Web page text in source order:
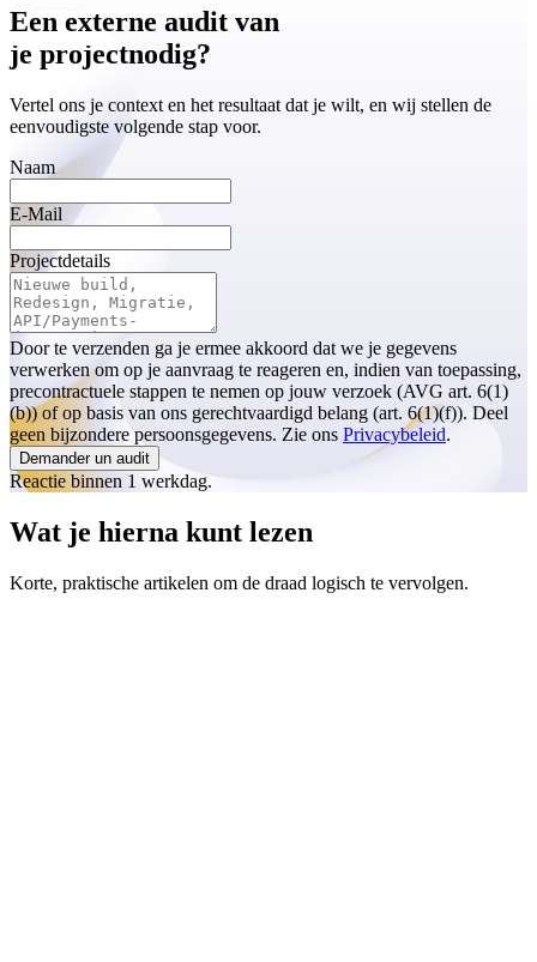
Een externe audit van
je projectnodig?
Vertel ons je context en het resultaat dat je wilt, en wij stellen de
eenvoudigste volgende stap voor.
Naam
E-Mail
Projectdetails
Door te verzenden ga je ermee akkoord dat we je gegevens
verwerken om op je aanvraag te reageren en, indien van toepassing,
precontractuele stappen te nemen op jouw verzoek (AVG art. 6(1)
(b)) of op basis van ons gerechtvaardigd belang (art. 6(1)(f)). Deel
geen bijzondere persoonsgegevens. Zie ons Privacybeleid.
Demander un audit
Reactie binnen 1 werkdag.
Wat je hierna kunt lezen
Korte, praktische artikelen om de draad logisch te vervolgen.